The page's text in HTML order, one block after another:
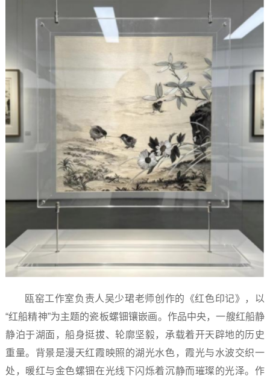
瓯窑工作室负责人吴少珺老师创作的《红色印记》，以
“红船精神”为主题的瓷板螺钿镶嵌画。作品中央，一艘红船静
静泊于湖面，船身挺拔、轮廓坚毅，承载着开天辟地的历史
重量。背景是漫天红霞映照的湖光水色，霞光与水波交织一
处，暖红与金色螺钿在光线下闪烁着沉静而璀璨的光泽。作